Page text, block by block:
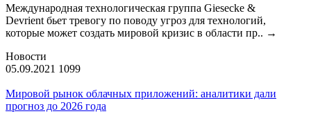
Международная технологическая группа Giesecke &
Devrient бьет тревогу по поводу угроз для технологий,
которые может создать мировой кризис в области пр.. →
Новости
05.09.2021 1099
Мировой рынок облачных приложений: аналитики дали
прогноз до 2026 года